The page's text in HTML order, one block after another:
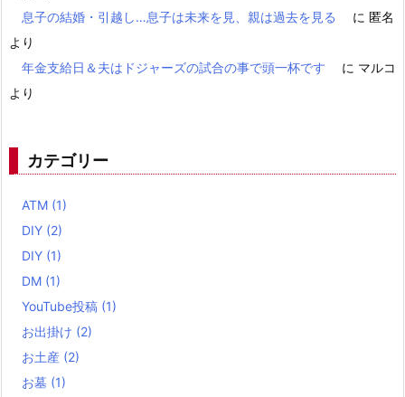
息子の結婚・引越し…息子は未来を見、親は過去を見る
に 匿名
より
年金支給日＆夫はドジャーズの試合の事で頭一杯です
に マルコ
より
カテゴリー
ATM (1)
DIY (2)
DIY (1)
DM (1)
YouTube投稿 (1)
お出掛け (2)
お土産 (2)
お墓 (1)